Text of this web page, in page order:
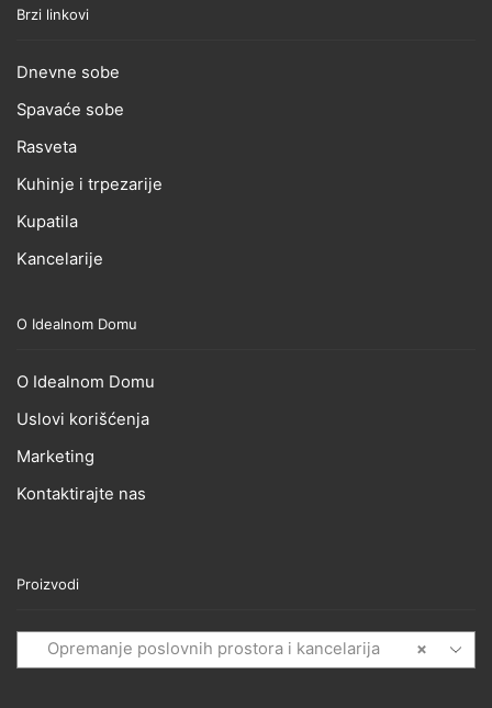
Brzi linkovi
Dnevne sobe
Spavaće sobe
Rasveta
Kuhinje i trpezarije
Kupatila
Kancelarije
O Idealnom Domu
O Idealnom Domu
Uslovi korišćenja
Marketing
Kontaktirajte nas
Proizvodi
×
Opremanje poslovnih prostora i kancelarija